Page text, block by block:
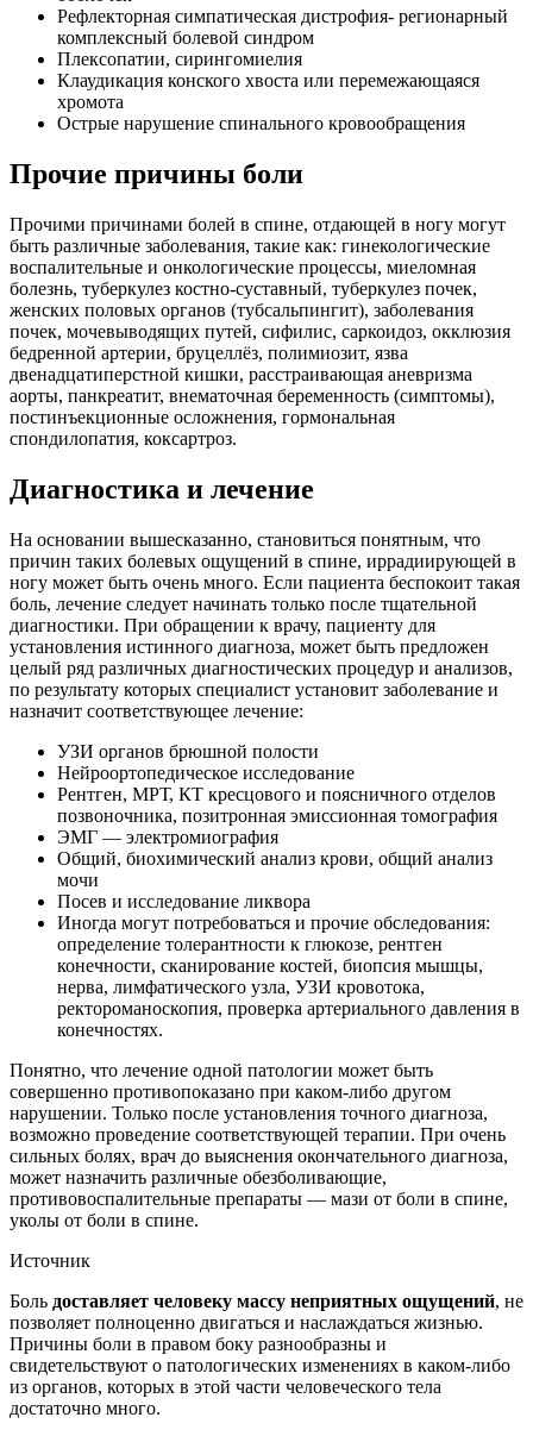
Рефлекторная симпатическая дистрофия- регионарный
комплексный болевой синдром
Плексопатии, сирингомиелия
Клаудикация конского хвоста или перемежающаяся
хромота
Острые нарушение спинального кровообращения
Прочие причины боли
Прочими причинами болей в спине, отдающей в ногу могут
быть различные заболевания, такие как: гинекологические
воспалительные и онкологические процессы, миеломная
болезнь, туберкулез костно-суставный, туберкулез почек,
женских половых органов (тубсальпингит), заболевания
почек, мочевыводящих путей, сифилис, саркоидоз, окклюзия
бедренной артерии, бруцеллёз, полимиозит, язва
двенадцатиперстной кишки, расстраивающая аневризма
аорты, панкреатит, внематочная беременность (симптомы),
постинъекционные осложнения, гормональная
спондилопатия, коксартроз.
Диагностика и лечение
На основании вышесказанно, становиться понятным, что
причин таких болевых ощущений в спине, иррадиирующей в
ногу может быть очень много. Если пациента беспокоит такая
боль, лечение следует начинать только после тщательной
диагностики. При обращении к врачу, пациенту для
установления истинного диагноза, может быть предложен
целый ряд различных диагностических процедур и анализов,
по результату которых специалист установит заболевание и
назначит соответствующее лечение:
УЗИ органов брюшной полости
Нейроортопедическое исследование
Рентген, МРТ, КТ кресцового и поясничного отделов
позвоночника, позитронная эмиссионная томография
ЭМГ — электромиография
Общий, биохимический анализ крови, общий анализ
мочи
Посев и исследование ликвора
Иногда могут потребоваться и прочие обследования:
определение толерантности к глюкозе, рентген
конечности, сканирование костей, биопсия мышцы,
нерва, лимфатического узла, УЗИ кровотока,
ректороманоскопия, проверка артериального давления в
конечностях.
Понятно, что лечение одной патологии может быть
совершенно противопоказано при каком-либо другом
нарушении. Только после установления точного диагноза,
возможно проведение соответствующей терапии. При очень
сильных болях, врач до выяснения окончательного диагноза,
может назначить различные обезболивающие,
противовоспалительные препараты — мази от боли в спине,
уколы от боли в спине.
Источник
Боль доставляет человеку массу неприятных ощущений, не
позволяет полноценно двигаться и наслаждаться жизнью.
Причины боли в правом боку разнообразны и
свидетельствуют о патологических изменениях в каком-либо
из органов, которых в этой части человеческого тела
достаточно много.